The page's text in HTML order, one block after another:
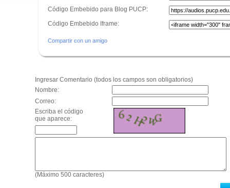
Código Embebido para Blog PUCP:
Código Embebido Iframe:
Compartir con un amigo
Ingresar Comentario (todos los campos son obligatorios)
Nombre:
Correo:
Escriba el código
que aparece:
(Máximo 500 caracteres)